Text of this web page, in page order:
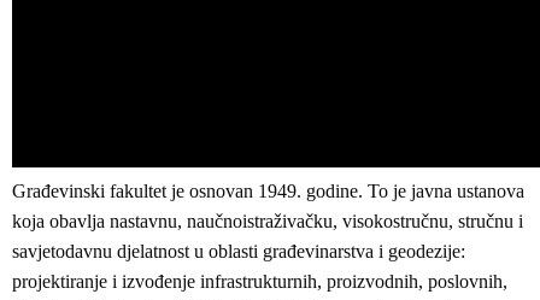
Građevinski fakultet je osnovan 1949. godine. To je javna ustanova
koja obavlja nastavnu, naučnoistraživačku, visokostručnu, stručnu i
savjetodavnu djelatnost u oblasti građevinarstva i geodezije:
projektiranje i izvođenje infrastrukturnih, proizvodnih, poslovnih,